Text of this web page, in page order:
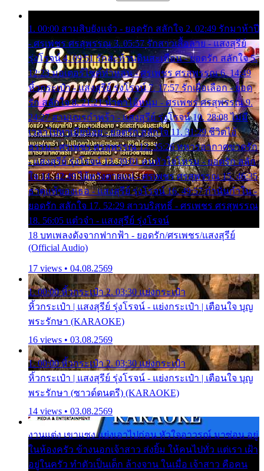
1. 00:00 สามสิบยังแจ๋ว - ยอดรัก สลักใจ 2. 02:49 รักมาห้าปี
- ศรเพชร ศรสุพรรณ 3. 05:57 รักสาวเสื้อลาย - แสงสุรีย์
รุ่งโรจน์ 4. 09:51 รักสะท้านดินสะเทือน - ยอดรัก สลักใจ 5.
12:23 มอเตอร์ไซค์ทำหล่น - ศรเพชร ศรสุพรรณ 6. 14:49
หิ้วกระเป๋า - แสงสุรีย์ รุ่งโรจน์ 7. 17:57 รักเผื่อเลือก - ยอด
รัก สลักใจ 8. 21:21 น้ำตาไอ้หนุ่ม - ศรเพชร ศรสุพรรณ 9.
24:27 สามเณรกำพร้า - แสงสุรีย์ รุ่งโรจน์ 10. 28:08 ไม่มี
เวลาไปหาเมียน้อย - ยอดรัก สลักใจ 11. 31:29 ชีวิตไอ้
ธรรม - ศรเพชร ศรสุพรรณ 12. 35:26 ทหารอากาศขาดรัก
- แสงสุรีย์ รุ่งโรจน์ 13. 39:01 คนหัวใจโทรม - ยอดรัก สลัก
ใจ 14. 42:49 ไอ้หวังตายแน่ - ศรเพชร ศรสุพรรณ 15. 46:35
ธาตุแท้ของเธอ - แสงสุรีย์ รุ่งโรจน์ 16. 49:57 กำนันกำใน -
ยอดรัก สลักใจ 17. 52:29 สาวบริสุทธิ์ - ศรเพชร ศรสุพรรณ
18. 56:05 แต๋วจ๋า - แสงสุรีย์ รุ่งโรจน์
18 บทเพลงดังจากฟากฟ้า - ยอดรัก/ศรเพชร/แสงสุรีย์
(Official Audio)
17 views • 04.08.2569
1. 00:00 หิ้วกระเป๋า 2. 03:30 แย่งกระเป๋า
หิ้วกระเป๋า | แสงสุรีย์ รุ่งโรจน์ - แย่งกระเป๋า | เตือนใจ บุญ
พระรักษา (KARAOKE)
16 views • 03.08.2569
1. 00:00 หิ้วกระเป๋า 2. 03:30 แย่งกระเป๋า
หิ้วกระเป๋า | แสงสุรีย์ รุ่งโรจน์ - แย่งกระเป๋า | เตือนใจ บุญ
พระรักษา (ซาวด์ดนตรี) (KARAOKE)
14 views • 03.08.2569
งานแต่ง เขาแซง แย่งเอาไปก่อน หัวใจอาวรณ์ มาซ่อน อยู่
ในห้องครัว ข้างนอกเจ้าสาว ส่งยิ้ม ให้คนไปทั่ว แต่เรา เฝ้า
อยู่ในครัว ทำตัวเป็นเด็ก ล้างจาน ในเมื่อ เจ้าสาว คือคน